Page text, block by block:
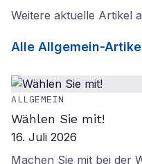
Weitere aktuelle Artikel
Alle Allgemein-
ALLGEMEIN
Wählen Sie mit!
16. Juli 2026
Machen Sie mit bei der